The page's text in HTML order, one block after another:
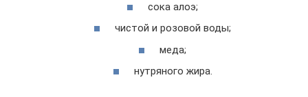
сока алоэ;
чистой и розовой воды;
меда;
нутряного жира.